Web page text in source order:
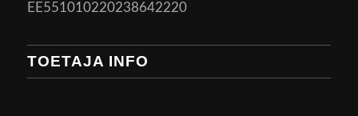
EE551010220238642220
TOETAJA INFO